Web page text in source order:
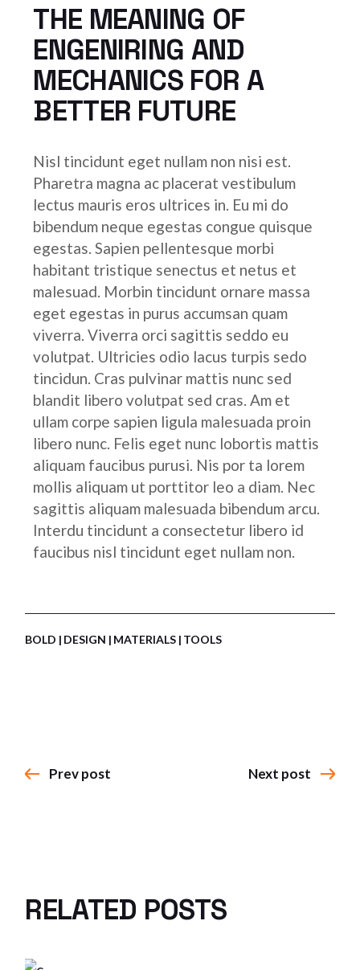
THE MEANING OF
ENGENIRING AND
MECHANICS FOR A
BETTER FUTURE
Nisl tincidunt eget nullam non nisi est.
Pharetra magna ac placerat vestibulum
lectus mauris eros ultrices in. Eu mi do
bibendum neque egestas congue quisque
egestas. Sapien pellentesque morbi
habitant tristique senectus et netus et
malesuad. Morbin tincidunt ornare massa
eget egestas in purus accumsan quam
viverra. Viverra orci sagittis seddo eu
volutpat. Ultricies odio lacus turpis sedo
tincidun. Cras pulvinar mattis nunc sed
blandit libero volutpat sed cras. Am et
ullam corpe sapien ligula malesuada proin
libero nunc. Felis eget nunc lobortis mattis
aliquam faucibus purusi. Nis por ta lorem
mollis aliquam ut porttitor leo a diam. Nec
sagittis aliquam malesuada bibendum arcu.
Interdu tincidunt a consectetur libero id
faucibus nisl tincidunt eget nullam non.
BOLD DESIGN MATERIALS TOOLS
Prev post Next post
RELATED POSTS